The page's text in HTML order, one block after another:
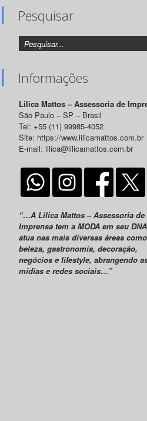
Pesquisar
Informações
Lilica Mattos – Assessoria de
São Paulo – SP – Brasil
Tel: +55 (11) 99985-4052
Site: https://www.lilicamattos.com.br
E-mail: lilica@lilicamattos.com.br
“…A Lilica Mattos – Assessoria de
Imprensa tem a MODA em seu
atua nas mais diversas áreas como
beleza, gastronomia, decoração,
negócios e lifestyle, abrangendo
mídias e redes sociais…”